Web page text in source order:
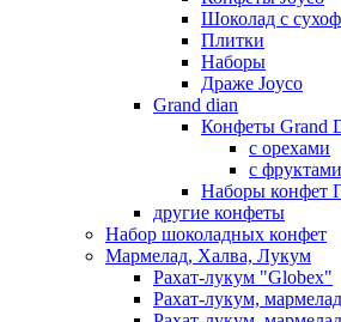
Шоколад с
Плитки
Наборы
Драже Joyco
Grand dian
Конфеты Grand
с орехами
с фруктами
Наборы конфет
другие конфеты
Набор шоколадных конфет
Мармелад, Халва, Лукум
Рахат-лукум "Globex"
Рахат-лукум,